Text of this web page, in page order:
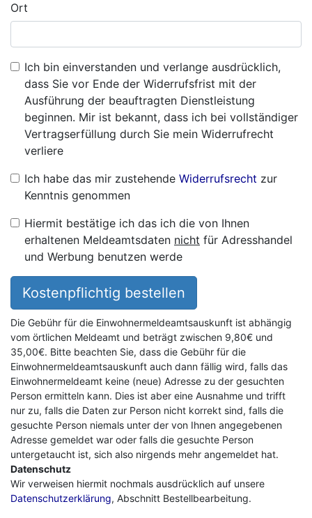
Ort
Ich bin einverstanden und verlange ausdrücklich,
dass Sie vor Ende der Widerrufsfrist mit der
Ausführung der beauftragten Dienstleistung
beginnen. Mir ist bekannt, dass ich bei vollständiger
Vertragserfüllung durch Sie mein Widerrufrecht
verliere
Ich habe das mir zustehende Widerrufsrecht zur
Kenntnis genommen
Hiermit bestätige ich das ich die von Ihnen
erhaltenen Meldeamtsdaten nicht für Adresshandel
und Werbung benutzen werde
Kostenpflichtig bestellen
Die Gebühr für die Einwohnermeldeamtsauskunft ist abhängig
vom örtlichen Meldeamt und beträgt zwischen 9,80€ und
35,00€. Bitte beachten Sie, dass die Gebühr für die
Einwohnermeldeamtsauskunft auch dann fällig wird, falls das
Einwohnermeldeamt keine (neue) Adresse zu der gesuchten
Person ermitteln kann. Dies ist aber eine Ausnahme und trifft
nur zu, falls die Daten zur Person nicht korrekt sind, falls die
gesuchte Person niemals unter der von Ihnen angegebenen
Adresse gemeldet war oder falls die gesuchte Person
untergetaucht ist, sich also nirgends mehr angemeldet hat.
Datenschutz
Wir verweisen hiermit nochmals ausdrücklich auf unsere
Datenschutzerklärung, Abschnitt Bestellbearbeitung.